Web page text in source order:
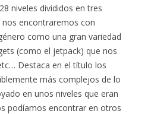
niveles divididos en tres
encontraremos con
como una gran variedad
(como el jetpack) que nos
Destaca en el título los
más complejos de lo
en unos niveles que eran
podíamos encontrar en otros